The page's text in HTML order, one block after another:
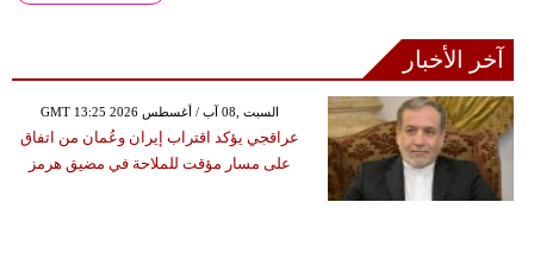
آخر الأخبار
GMT 13:25 2026 السبت ,08 آب / أغسطس
عراقجي يؤكد اقتراب إيران وعُمان من اتفاق
على مسار مؤقت للملاحة في مضيق هرمز